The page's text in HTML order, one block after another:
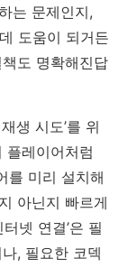
는 문제인지,
도움이 되거든
도 명확해진답
생 시도’를 위
플레이어처럼
를 미리 설치해
아닌지 빠르게
넷 연결’은 필
, 필요한 코덱